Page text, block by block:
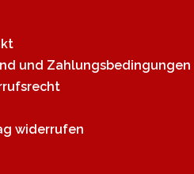
und Zahlungsbedingungen
widerrufen